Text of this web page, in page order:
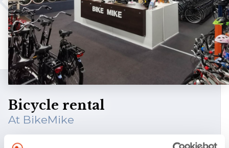
Bicycle rental
At BikeMike
The surroundings of our hotel, with the boulevard and